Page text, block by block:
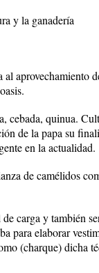
y la ganadería
al aprovechamiento
cebada, quinua.
de la papa su
en la actualidad.
de camélidos
carga y también
para elaborar
(charque) dicha